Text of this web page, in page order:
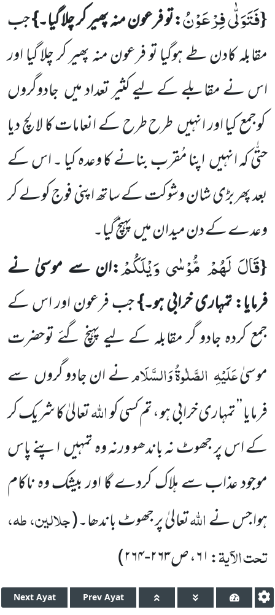
{فَتَوَلّٰى فِرْعَوْنُ:تو فرعون منہ پھیر کر چلا گیا۔}جب
مقابلہ کادن طے ہوگیا تو فرعون منہ پھیر کر چلا گیا اور
اس نے مقابلےکے لیے کثیر تعداد میں جادوگروں
کوجمع کیا اور انہیںطرح طرح کے انعامات کا لالچ دیا
حتّٰی کہ انہیںاپنا مُقرب بنانے کا وعدہ کیا ۔ اس کے
بعد پھر بڑی شان وشوکت کے ساتھ اپنی فوج کولے کر
وعدے کے دن میدان میںپہنچ گیا۔
{قَالَ لَهُمْ مُّوْسٰى وَیْلَكُمْ:ان سے موسیٰ نے
فرمایا: تمہاری خرابی ہو۔}جب فرعون اور اس کے
جمع کردہ جادو گر مقابلہ کے لیے پہنچ گئے توحضرت
موسیٰعَلَیْہِ الصَّلٰوۃُ وَالسَّلَامنے ان جادو گروںسے
فرمایا ’’ تمہاری خرابی ہو ، تم کسی کواللہتعالیٰ کا شریک کر
کے اس پر جھوٹ نہ باندھو ورنہ وہ تمہیںاپنے پاس
موجود عذاب سے ہلاک کردے گا اور بیشک وہ ناکام
ہوا جس نےاللہتعالیٰ پر جھوٹ باندھا۔(جلالین، طہ،
تحت الآیۃ: ۶۱، ص۲۶۳-۲۶۴ )
Next Ayat Prev Ayat